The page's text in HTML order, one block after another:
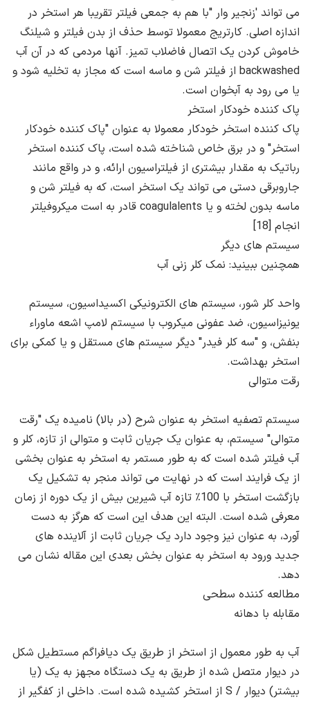
می تواند 'زنجیر وار "با هم به جمعی فیلتر تقریبا هر استخر در
اندازه اصلی. کارتریج معمولا توسط حذف از بدن فیلتر و شیلنگ
خاموش کردن یک اتصال فاضلاب تمیز. آنها مردمی که در آن آب
backwashed از فیلتر شن و ماسه است که مجاز به تخلیه شود و
یا می رود به آبخوان است.
پاک کننده خودکار استخر
پاک کننده استخر خودکار معمولا به عنوان "پاک کننده خودکار
استخر" و در برق خاص شناخته شده است، پاک کننده استخر
رباتیک به مقدار بیشتری از فیلتراسیون ارائه، و در واقع مانند
جاروبرقی دستی می تواند یک استخر است، که به فیلتر شن و
ماسه بدون لخته و یا coagulalents قادر به است میکروفیلتر
انجام [18]
سیستم های دیگر
همچنین ببینید: نمک کلر زنی آب
واحد کلر شور، سیستم های الکترونیکی اکسیداسیون، سیستم
یونیزاسیون، ضد عفونی میکروب با سیستم لامپ اشعه ماوراء
بنفش، و "سه کلر فیدر" دیگر سیستم های مستقل و یا کمکی برای
استخر بهداشت.
رقت متوالی
سیستم تصفیه استخر به عنوان شرح (در بالا) نامیده یک "رقت
متوالی" سیستم، به عنوان یک جریان ثابت و متوالی از تازه، کلر و
آب فیلتر شده است که به طور مستمر به استخر به عنوان بخشی
از یک فرایند است که در نهایت می تواند منجر به تشکیل یک
بازگشت استخر با 100٪ تازه آب شیرین بیش از یک دوره از زمان
معرفی شده است. البته این هدف این است که هرگز به دست
آورد، به عنوان نیز وجود دارد یک جریان ثابت از آلاینده های
جدید ورود به استخر به عنوان بخش بعدی این مقاله نشان می
دهد.
مطالعه کننده سطحی
مقابله با دهانه
آب به طور معمول از استخر از طریق یک دیافراگم مستطیل شکل
در دیوار متصل شده از طریق به یک دستگاه مجهز به یک (یا
بیشتر) دیوار / S از استخر کشیده شده است. داخلی از کفگیر از